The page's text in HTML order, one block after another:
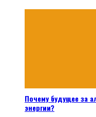
Почему будущее за
энергии?